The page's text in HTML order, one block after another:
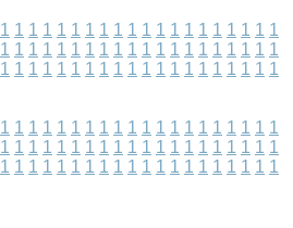
1 1 1 1 1 1 1 1 1 1 1 1 1 1 1 1 1 1 1 1
1 1 1 1 1 1 1 1 1 1 1 1 1 1 1 1 1 1 1 1
1 1 1 1 1 1 1 1 1 1 1 1 1 1 1 1 1 1 1 1
1 1 1 1 1 1 1 1 1 1 1 1 1 1 1 1 1 1 1 1
1 1 1 1 1 1 1 1 1 1 1 1 1 1 1 1 1 1 1 1
1 1 1 1 1 1 1 1 1 1 1 1 1 1 1 1 1 1 1 1